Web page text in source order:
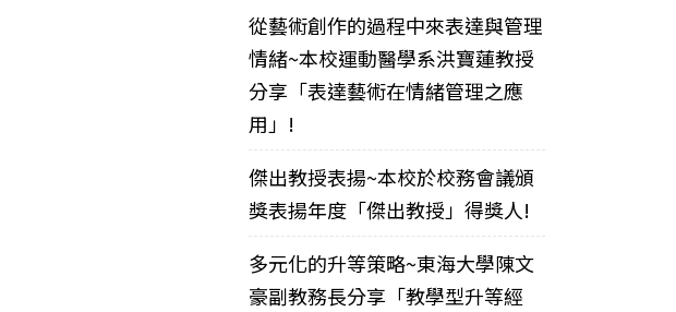
從藝術創作的過程中來表達與管理
情緒~本校運動醫學系洪寶蓮教授
分享「表達藝術在情緒管理之應
用」!
傑出教授表揚~本校於校務會議頒
獎表揚年度「傑出教授」得獎人!
多元化的升等策略~東海大學陳文
豪副教務長分享「教學型升等經